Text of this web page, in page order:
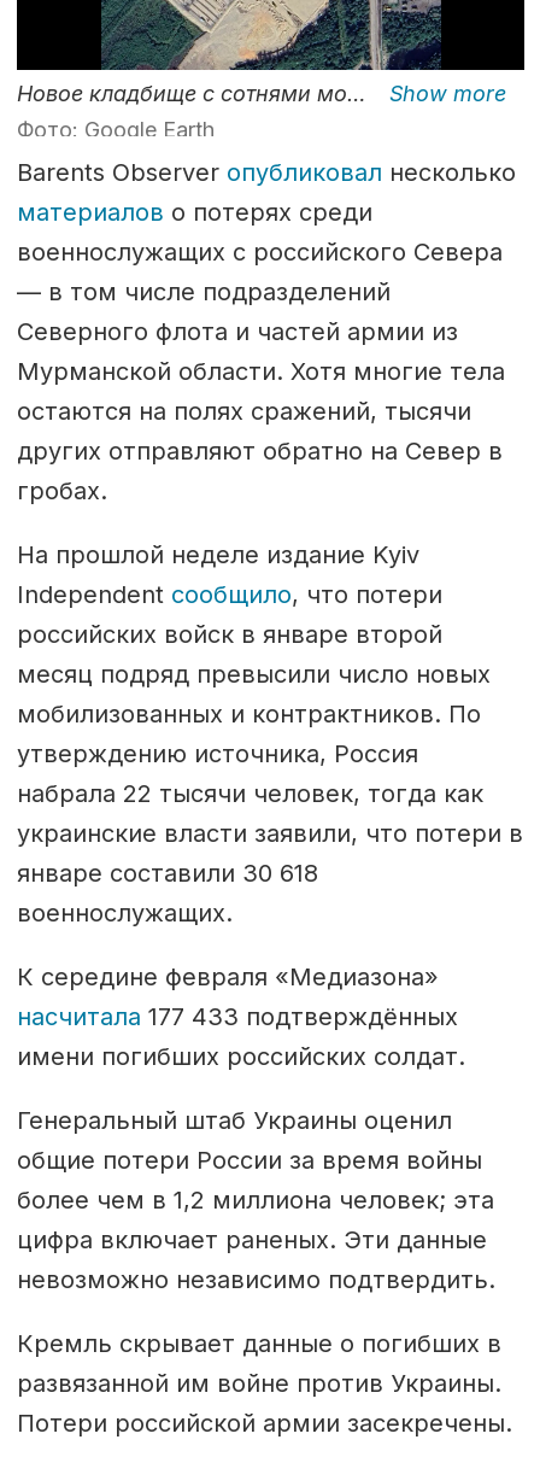
Новое кладбище с сотнями могил. Это изображение сделано 15 августа 2025 года.
Фото: Google Earth
Barents Observer опубликовал несколько
материалов о потерях среди
военнослужащих с российского Севера
— в том числе подразделений
Северного флота и частей армии из
Мурманской области. Хотя многие тела
остаются на полях сражений, тысячи
других отправляют обратно на Север в
гробах.
На прошлой неделе издание Kyiv
Independent сообщило, что потери
российских войск в январе второй
месяц подряд превысили число новых
мобилизованных и контрактников. По
утверждению источника, Россия
набрала 22 тысячи человек, тогда как
украинские власти заявили, что потери в
январе составили 30 618
военнослужащих.
К середине февраля «Медиазона»
насчитала 177 433 подтверждённых
имени погибших российских солдат.
Генеральный штаб Украины оценил
общие потери России за время войны
более чем в 1,2 миллиона человек; эта
цифра включает раненых. Эти данные
невозможно независимо подтвердить.
Кремль скрывает данные о погибших в
развязанной им войне против Украины.
Потери российской армии засекречены.